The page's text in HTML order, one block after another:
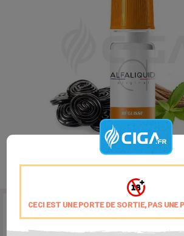
CECI EST UNE PORTE DE SORTIE, PAS UNE
Reference: Alfaliquid-Reglisse